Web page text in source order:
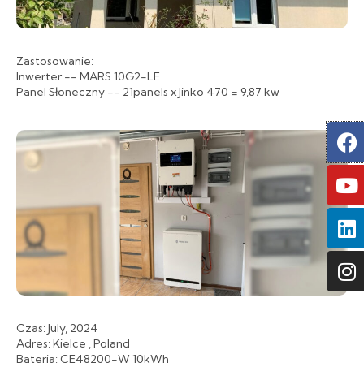
Zastosowanie:
Inwerter -- MARS 10G2-LE
Panel Słoneczny -- 21panels x Jinko 470 = 9,87 kw
Czas: July, 2024
Adres: Kielce , Poland
Bateria: CE48200-W 10kWh